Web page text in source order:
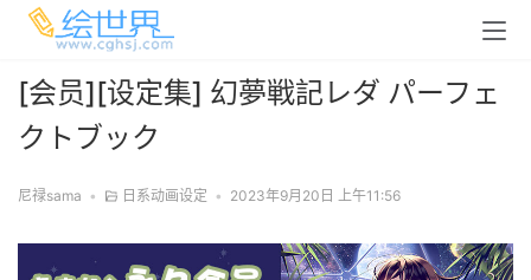
[会员][设定集] 幻夢戦記レダ パーフェ
クトブック
尼禄sama • 日系动画设定 • 2023年9月20日 上午11:56